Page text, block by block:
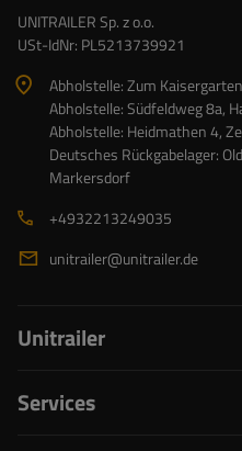
UNITRAILER Sp. z o.o.
USt-IdNr: PL5213739921
Abholstelle: Zum
Abholstelle: Südfeldweg 8a,
Abholstelle: Heidmathen 4,
Deutsches Rückgabelager:
Markersdorf
+4932213249035
unitrailer@unitrailer.de
Unitrailer
Services